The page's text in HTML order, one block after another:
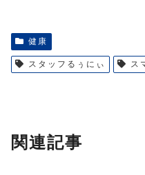
健康
スタッフるぅにぃ ス
関連記事